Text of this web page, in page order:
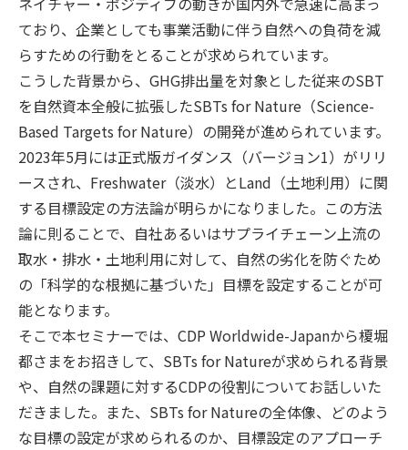
ており、企業としても事業活動に伴う自然への負荷を減
らすための行動をとることが求められています。
こうした背景から、GHG排出量を対象とした従来のSBT
を自然資本全般に拡張したSBTs for Nature（Science-
Based Targets for Nature）の開発が進められています。
2023年5月には正式版ガイダンス（バージョン1）がリリ
ースされ、Freshwater（淡水）とLand（土地利用）に関
する目標設定の方法論が明らかになりました。この方法
論に則ることで、自社あるいはサプライチェーン上流の
取水・排水・土地利用に対して、自然の劣化を防ぐため
の「科学的な根拠に基づいた」目標を設定することが可
能となります。
そこで本セミナーでは、CDP Worldwide-Japanから榎堀
都さまをお招きして、SBTs for Natureが求められる背景
や、自然の課題に対するCDPの役割についてお話しいた
だきました。また、SBTs for Natureの全体像、どのよう
な目標の設定が求められるのか、目標設定のアプローチ